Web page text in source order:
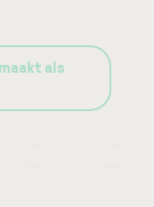
als